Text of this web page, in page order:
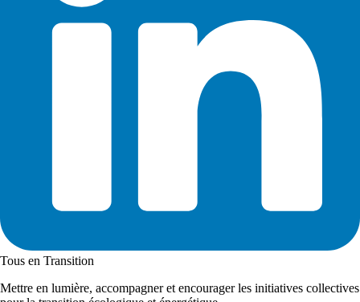
Tous en Transition
Mettre en lumière, accompagner et encourager les initiatives collectives